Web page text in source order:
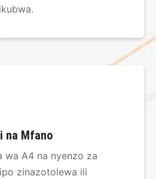
na Mfano
wa A4 na nyenzo za
zinazotolewa ili